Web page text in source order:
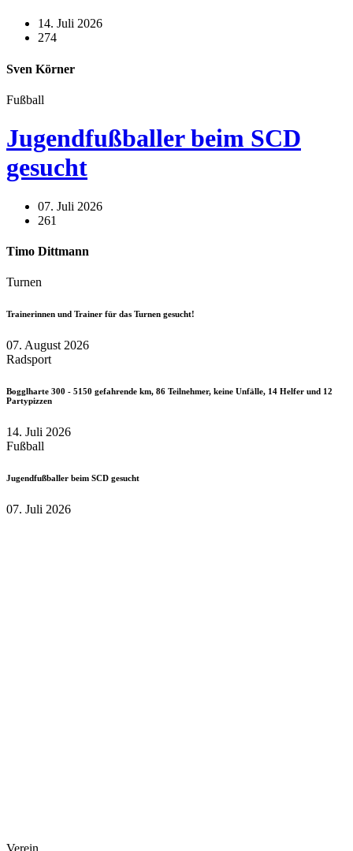
14. Juli 2026
274
Sven Körner
Fußball
Jugendfußballer beim SCD
gesucht
07. Juli 2026
261
Timo Dittmann
Turnen
Trainerinnen und Trainer für das Turnen gesucht!
07. August 2026
Radsport
Bogglharte 300 - 5150 gefahrende km, 86 Teilnehmer, keine Unfälle, 14 Helfer und 12
Partypizzen
14. Juli 2026
Fußball
Jugendfußballer beim SCD gesucht
07. Juli 2026
Verein